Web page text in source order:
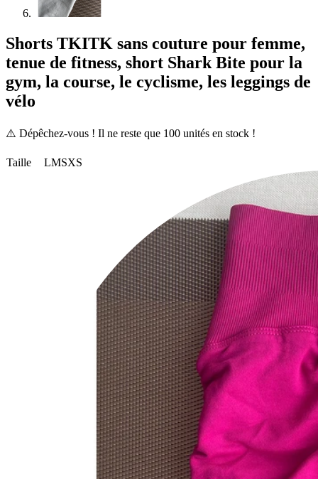
Shorts TKITK sans couture pour femme,
tenue de fitness, short Shark Bite pour la
gym, la course, le cyclisme, les leggings de
vélo
⚠️ Dépêchez-vous ! Il ne reste que 100 unités en stock !
Taille LMSXS